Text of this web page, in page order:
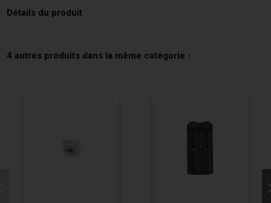
Détails du produit
4 autres produits dans la même catégorie :